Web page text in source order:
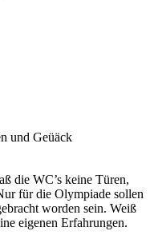
und Geüäck
die WC’s keine Türen,
für die Olympiade sollen
worden sein. Weiß
eigenen Erfahrungen.